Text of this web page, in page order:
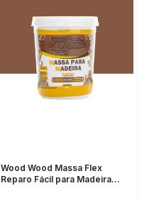
Wood Wood Massa Flex
Reparo Fácil para Madeira